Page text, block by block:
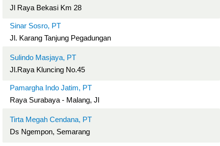
Jl Raya Bekasi Km 28
Sinar Sosro, PT
Jl. Karang Tanjung Pegadungan
Sulindo Masjaya, PT
Jl.Raya Kluncing No.45
Pamargha Indo Jatim, PT
Raya Surabaya - Malang, Jl
Tirta Megah Cendana, PT
Ds Ngempon, Semarang